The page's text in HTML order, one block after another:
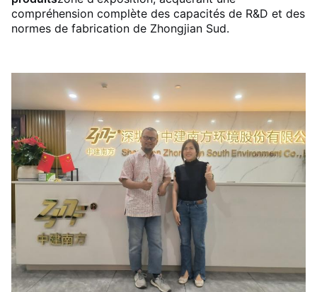
compréhension complète des capacités de R&D et des
normes de fabrication de Zhongjian Sud.